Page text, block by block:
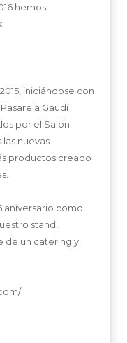
hemos
iniciándose con
Gaudí
por el Salón
nuevas
productos creado
aniversario como
stand,
de un catering y